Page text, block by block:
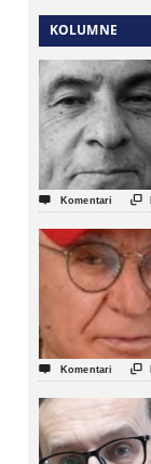
KOLUMNE
 Komentari 
 Komentari 